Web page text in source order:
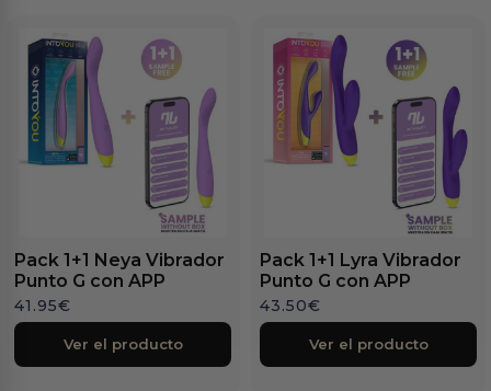
Pack 1+1 Neya Vibrador
Punto G con APP
41.95€
Ver el producto
Pack 1+1 Lyra Vibrador
Punto G con APP
43.50€
Ver el producto